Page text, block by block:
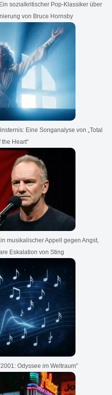
sozialkritischer Pop-Klassiker über
von Bruce Hornsby
Eine Songanalyse von „Total
the Heart“
musikalischer Appell gegen Angst,
Eskalation von Sting
Odyssee im Weltraum”